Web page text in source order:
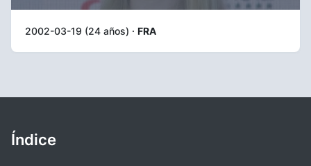
2002-03-19 (24 años) · FRA
Índice